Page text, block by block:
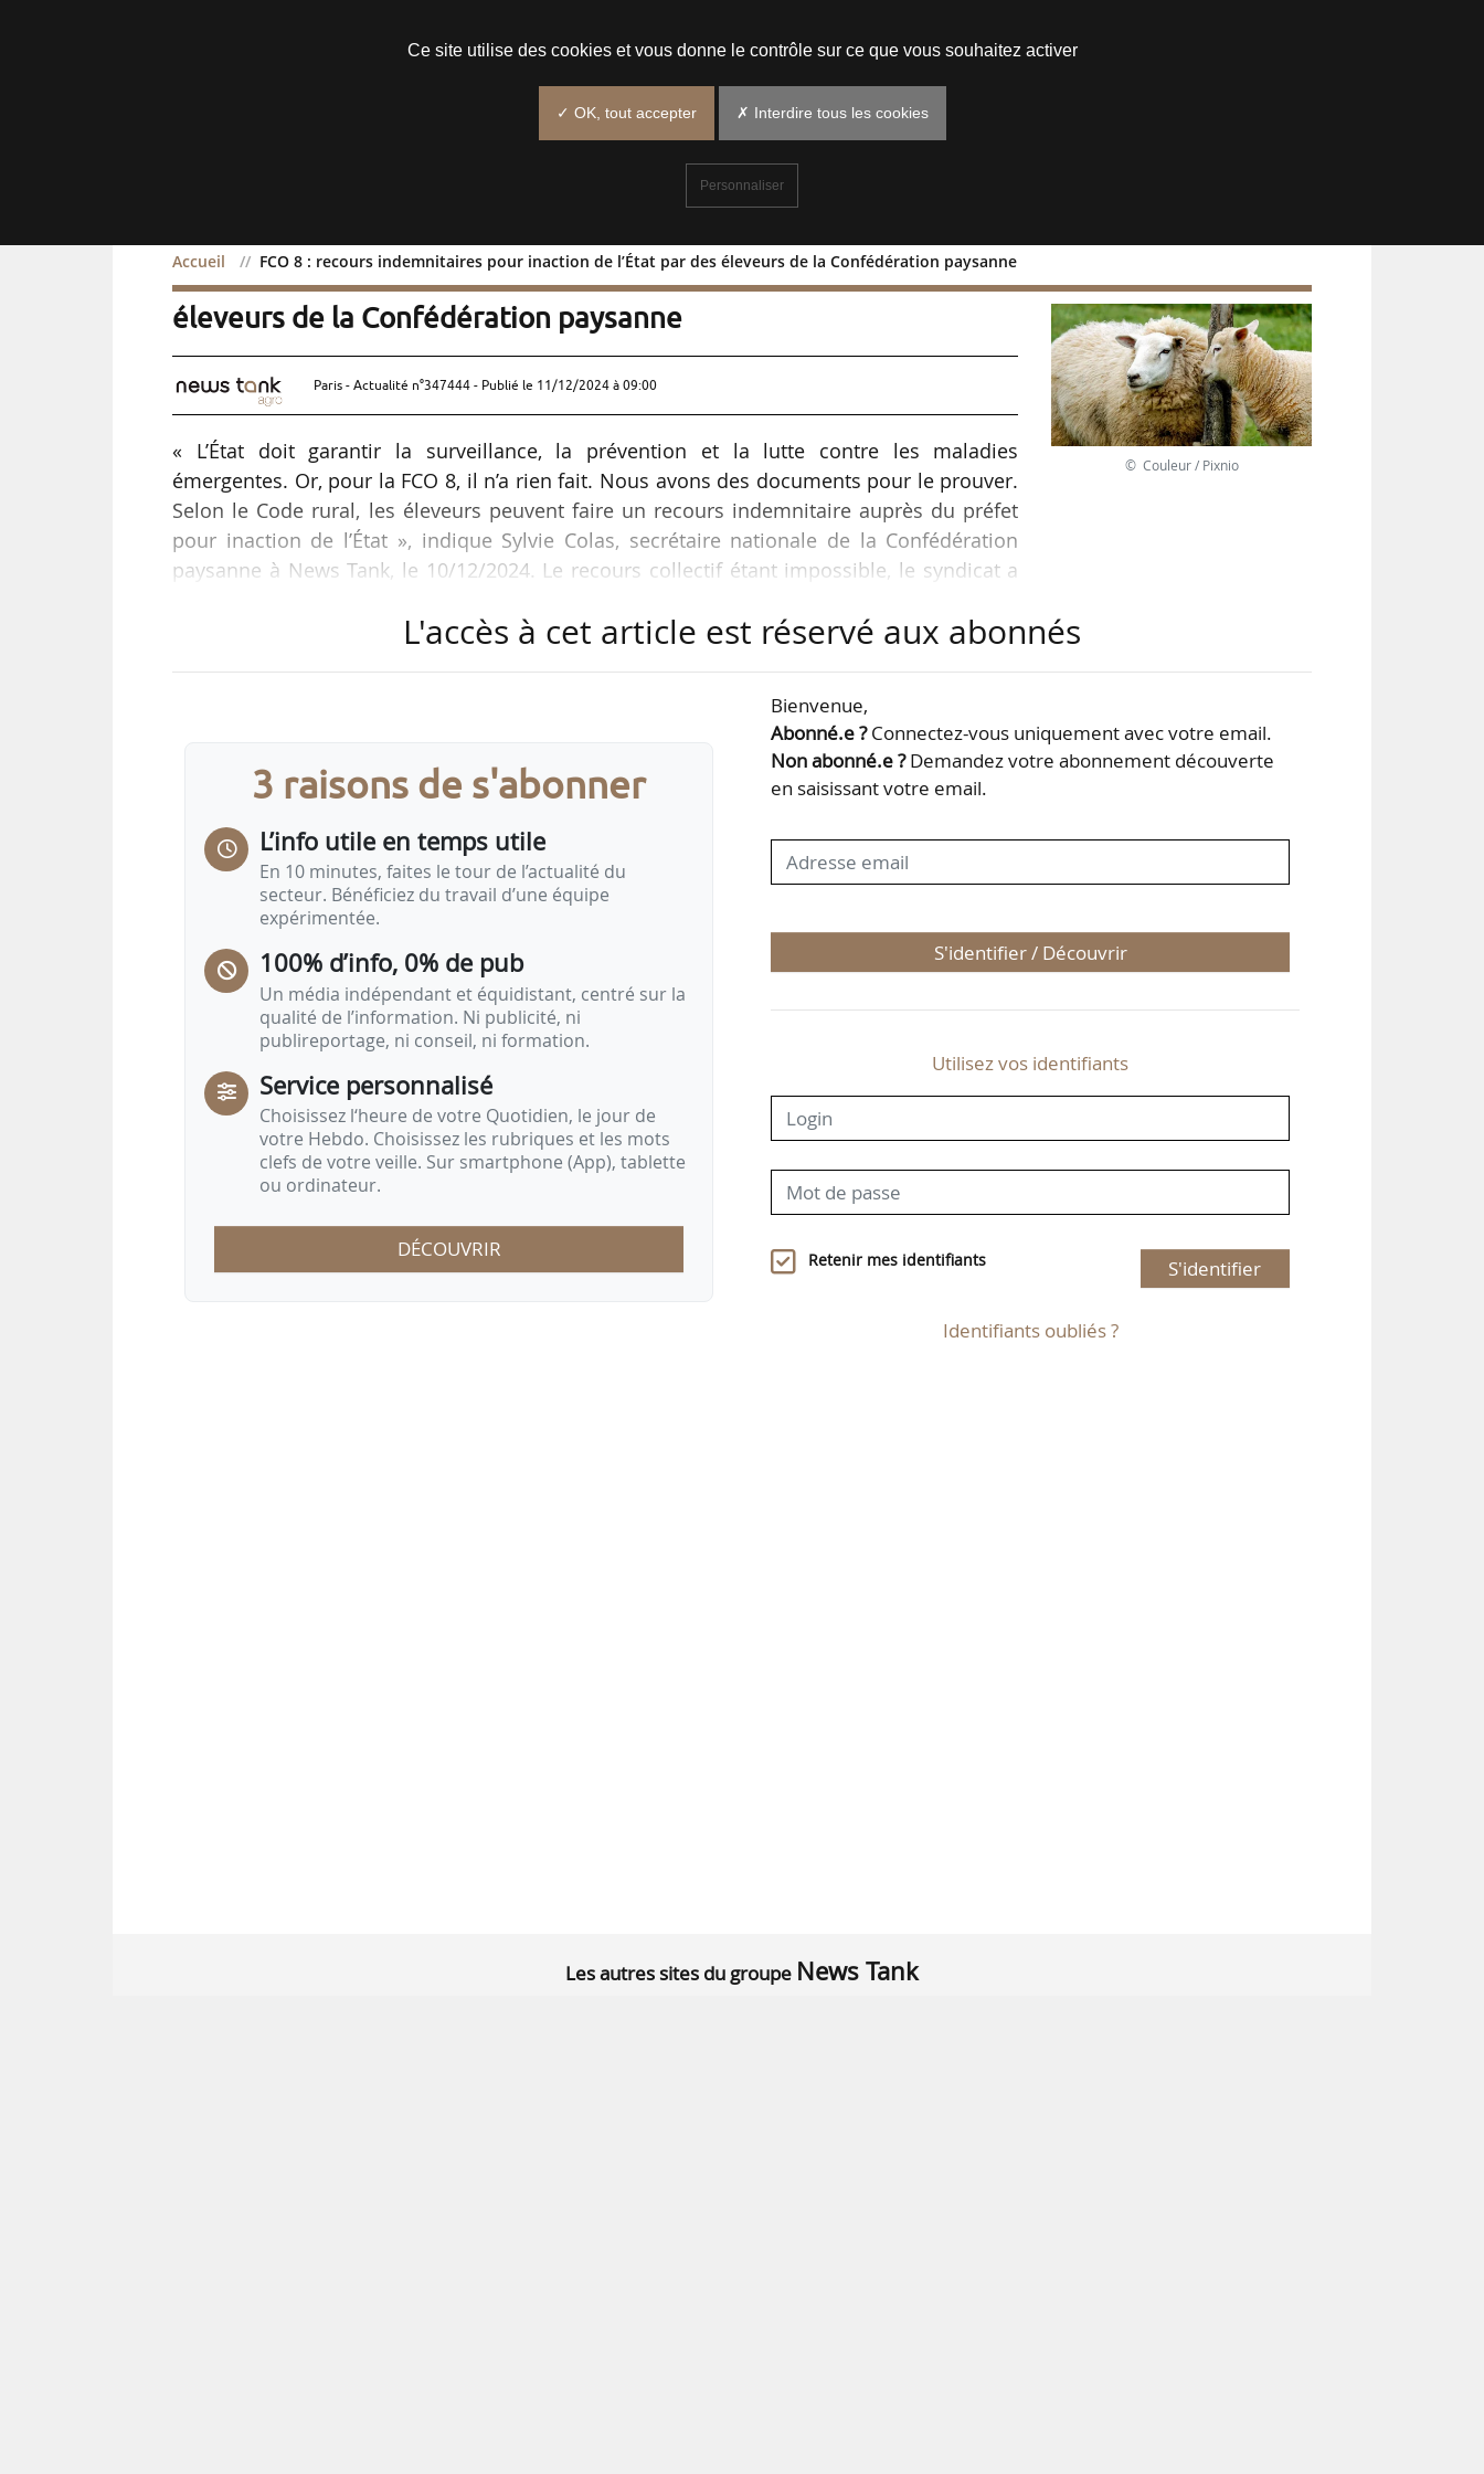
Accueil FCO 8 : recours indemnitaires pour inaction de l’État par des éleveurs de la Confédération paysanne
FCO 8 : recours indemnitaires pour inaction de l’État par des
éleveurs de la Confédération paysanne
Paris - Actualité n°347444 - Publié le 11/12/2024 à 09:00
« L’État doit garantir la surveillance, la prévention et la lutte contre les maladies
émergentes. Or, pour la FCO 8, il n’a rien fait. Nous avons des documents pour le prouver.
Selon le Code rural, les éleveurs peuvent faire un recours indemnitaire auprès du préfet
pour inaction de l’État », indique Sylvie Colas, secrétaire nationale de la Confédération
paysanne à News Tank, le 10/12/2024. Le recours collectif étant impossible, le syndicat a
rassembler tous les documents nécessaires à la constitution du dossier. À ce jour, le
Ces recours concernent la prise en charge des pertes directes, indirectes mais aussi le
© Couleur / Pixnio
L'accès à cet article est réservé aux abonnés
3 raisons de s'abonner
L’info utile en temps utile
En 10 minutes, faites le tour de l’actualité du
secteur. Bénéficiez du travail d’une équipe
expérimentée.
100% d’info, 0% de pub
Un média indépendant et équidistant, centré sur la
qualité de l’information. Ni publicité, ni
publireportage, ni conseil, ni formation.
Service personnalisé
Choisissez l‘heure de votre Quotidien, le jour de
votre Hebdo. Choisissez les rubriques et les mots
clefs de votre veille. Sur smartphone (App), tablette
ou ordinateur.
DÉCOUVRIR
Bienvenue,
Abonné.e ?Connectez-vous uniquement avec votre email.
Non abonné.e ?Demandez votre abonnement découverte
en saisissant votre email.
S'identifier / Découvrir
Utilisez vos identifiants
Retenir mes identifiants S'identifier
Identifiants oubliés ?
Les autres sites du groupe News Tank
Ce site utilise des cookies et vous donne le contrôle sur ce que vous souhaitez activer
✓ OK, tout accepter ✗ Interdire tous les cookies
Personnaliser